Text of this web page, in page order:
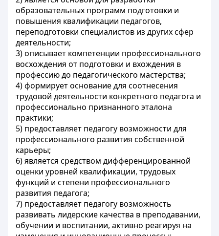
образовательных программ подготовки и
повышения квалификации педагогов,
переподготовки специалистов из других сфер
деятельности;
3) описывает компетенции профессионального
восхождения от подготовки и вхождения в
профессию до педагогического мастерства;
4) формирует основание для соотнесения
трудовой деятельности конкретного педагога и
профессионально признанного эталона
практики;
5) предоставляет педагогу возможности для
профессионального развития собственной
карьеры;
6) является средством дифференцированной
оценки уровней квалификации, трудовых
функций и степени профессионального
развития педагога;
7) предоставляет педагогу возможность
развивать лидерские качества в преподавании,
обучении и воспитании, активно реагируя на